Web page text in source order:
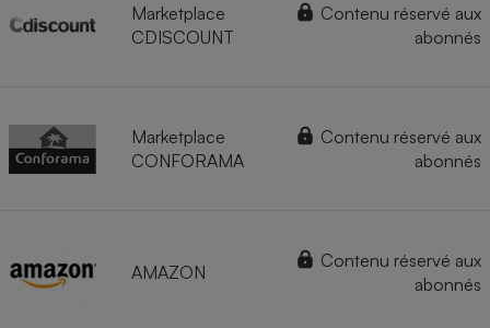
Marketplace
CDISCOUNT
Contenu réservé aux
abonnés
Marketplace
CONFORAMA
Contenu réservé aux
abonnés
AMAZON
Contenu réservé aux
abonnés